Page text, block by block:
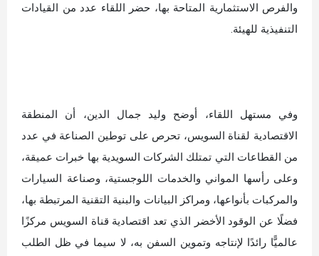
والفرص الاستثمارية المتاحة بها، حضر اللقاء عدد من القيادات
التنفيذية للهيئة.
وفي مستهل اللقاء، أوضح وليد جمال الدين، أن المنطقة
الاقتصادية لقناة السويس، تحرص على توطين الصناعة في عدد
من القطاعات التي تمتلك الشركات السويدية بها خبرات عميقة،
وعلى رأسها المواني والخدمات اللوجستية، وصناعة السيارات
والمركبات بأنواعها، ومراكز البيانات والبنية التقنية المرتبطة بها،
فضلًا عن الوقود الأخضر الذي تعد اقتصادية قناة السويس مركزًا
عالميًّا رائدًا لإنتاجه وتموين السفن به، لا سيما في ظل الطلب